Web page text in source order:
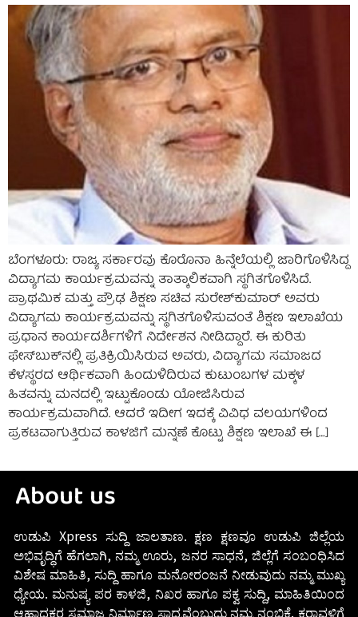
ಬೆಂಗಳೂರು: ರಾಜ್ಯ ಸರ್ಕಾರವು ಕೊರೊನಾ ಹಿನ್ನೆಲೆಯಲ್ಲಿ ಜಾರಿಗೊಳಿಸಿದ್ದ
ವಿದ್ಯಾಗಮ‌ ಕಾರ್ಯಕ್ರಮವನ್ನು ತಾತ್ಕಾಲಿಕವಾಗಿ ಸ್ಥಗಿತಗೊಳಿಸಿದೆ.
ಪ್ರಾಥಮಿಕ ಮತ್ತು ಪ್ರೌಢ ಶಿಕ್ಷಣ ಸಚಿವ ಸುರೇಶ್‌ಕುಮಾರ್‌ ಅವರು
ವಿದ್ಯಾಗಮ ಕಾರ್ಯಕ್ರಮವನ್ನು ಸ್ಥಗಿತಗೊಳಿಸುವಂತೆ ಶಿಕ್ಷಣ ಇಲಾಖೆಯ
ಪ್ರಧಾನ ಕಾರ್ಯದರ್ಶಿಗಳಿಗೆ ನಿರ್ದೇಶನ ನೀಡಿದ್ದಾರೆ. ಈ ಕುರಿತು
ಫೇಸ್‌ಬುಕ್‌ನಲ್ಲಿ ಪ್ರತಿಕ್ರಿಯಿಸಿರುವ ಅವರು, ವಿದ್ಯಾಗಮ ಸಮಾಜದ
ಕೆಳಸ್ಥರದ ಆರ್ಥಿಕವಾಗಿ ಹಿಂದುಳಿದಿರುವ ಕುಟುಂಬಗಳ ಮಕ್ಕಳ
ಹಿತವನ್ನು ಮನದಲ್ಲಿ ಇಟ್ಟುಕೊಂಡು ಯೋಜಿಸಿರುವ
ಕಾರ್ಯಕ್ರಮವಾಗಿದೆ. ಆದರೆ ಇದೀಗ ಇದಕ್ಕೆ ವಿವಿಧ ವಲಯಗಳಿಂದ
ಪ್ರಕಟವಾಗುತ್ತಿರುವ ಕಾಳಜಿಗೆ ಮನ್ನಣೆ ಕೊಟ್ಟು ಶಿಕ್ಷಣ ಇಲಾಖೆ ಈ […]
About us
ಉಡುಪಿ Xpress ಸುದ್ದಿ ಜಾಲತಾಣ. ಕ್ಷಣ ಕ್ಷಣವೂ ಉಡುಪಿ ಜಿಲ್ಲೆಯ
ಅಭಿವೃದ್ಧಿಗೆ ಹೆಗಲಾಗಿ, ನಮ್ಮ ಊರು, ಜನರ ಸಾಧನೆ, ಜಿಲ್ಲೆಗೆ ಸಂಬಂಧಿಸಿದ
ವಿಶೇಷ ಮಾಹಿತಿ, ಸುದ್ದಿ ಹಾಗೂ ಮನೋರಂಜನೆ ನೀಡುವುದು ನಮ್ಮ ಮುಖ್ಯ
ಧ್ಯೇಯ. ಮನುಷ್ಯ ಪರ ಕಾಳಜಿ, ನಿಖರ ಹಾಗೂ ಪಕ್ವ ಸುದ್ದಿ, ಮಾಹಿತಿಯಿಂದ
ಆಹ್ಲಾದಕರ ಸಮಾಜ ನಿರ್ಮಾಣ ಸಾಧ್ಯವೆಂಬುದು ನಮ್ಮ ನಂಬಿಕೆ. ಕರಾವಳಿಗೆ